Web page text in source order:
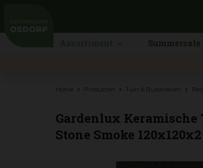
Home Producten Tuin & Buitenleven
Summersale
Gardenlux Keramische
Stone Smoke